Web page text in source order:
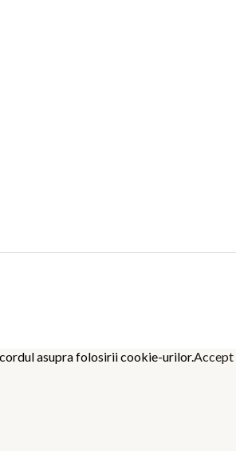
asupra folosirii cookie-urilor.Accept